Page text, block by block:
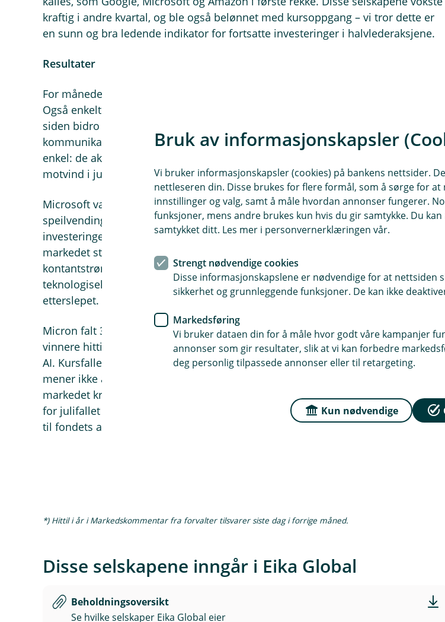
kraftig i andre kvartal, og ble også belønnet med kursoppgang – vi tror dette er
en sunn og bra ledende indikator for fortsatte investeringer i halvlederaksjene.
Resultater
For måneden var det først og fremst teknologiposisjonene som trakk fondet ned.
Også enkelte helse- og industriaksjer hadde en svak måned. På den positive
siden bidro flere konsumaksjer og enkelte selskaper innen materialer og
kommunikasjon til å dempe fallet. Hovedforklaringen på måneden er likevel
enkel: de aksjene som har gitt oss mest medvind tidligere i år, ga oss kraftig
motvind i juli.
Microsoft var månedens klare lyspunkt og steg 20 %. Dette var nærmest en
speilvending fra juni, da aksjen ble straffet for bekymringer rundt de store AI-
investeringene. Kvartalsrapporten viste sterk vekst i skytjenesten Azure og ga
markedet større tro på at investeringene faktisk kan gi både inntekter og
kontantstrøm. Microsoft hadde ligget etter mange av de andre store
teknologiselskapene hittil i år, og julioppgangen hentet inn mye av dette
etterslepet.
Micron falt 32 %, mens Sandisk falt 49 %. Begge har vært blant fondets største
vinnere hittil i år, drevet av sterk etterspørsel etter minnebrikker til datasentre og
AI. Kursfallene må derfor ses i lys av den svært kraftige oppgangen i forkant. Vi
mener ikke at etterspørselen etter datakraft og minne har forsvunnet, men
markedet krever nå tydeligere bevis på at den sterke veksten kan vare. Til tross
for julifallet er begge fortsatt kraftig opp hittil i år og viktige positive bidragsytere
til fondets avkastning i 2026.
*) Hittil i år i Markedskommentar fra forvalter tilsvarer siste dag i forrige måned.
Disse selskapene inngår i Eika Global
Beholdningsoversikt
Se hvilke selskaper Eika Global eier
Bruk av informasjonskapsler
Vi bruker informasjonskapsler (cookies) på bankens nettsider.
nettleseren din. Disse brukes for flere formål, som å sørge for
innstillinger og valg, samt å måle hvordan annonser fungerer.
funksjoner, mens andre brukes kun hvis du gir samtykke. Du
samtykket ditt. Les mer i personvernerklæringen vår.
Strengt nødvendige cookies
Disse informasjonskapslene er nødvendige for at nettsiden
sikkerhet og grunnleggende funksjoner. De kan ikke
Markedsføring
Vi bruker dataen din for å måle hvor godt våre kampanjer
annonser som gir resultater, slik at vi kan forbedre
deg personlig tilpassede annonser eller til retargeting.
Kun nødvendige